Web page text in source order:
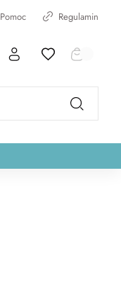
Pomoc Regulamin